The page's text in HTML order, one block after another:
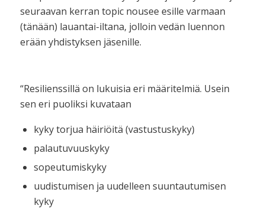
seuraavan kerran topic nousee esille varmaan
(tänään) lauantai-iltana, jolloin vedän luennon
erään yhdistyksen jäsenille.
“Resilienssillä on lukuisia eri määritelmiä. Usein
sen eri puoliksi kuvataan
kyky torjua häiriöitä (vastustuskyky)
palautuvuuskyky
sopeutumiskyky
uudistumisen ja uudelleen suuntautumisen
kyky